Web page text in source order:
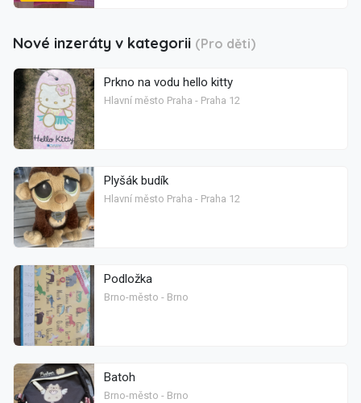
Nové inzeráty v kategorii (Pro děti)
Prkno na vodu hello kitty
Hlavní město Praha - Praha 12
Plyšák budík
Hlavní město Praha - Praha 12
Podložka
Brno-město - Brno
Batoh
Brno-město - Brno